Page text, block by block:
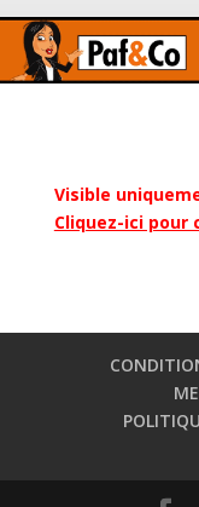
Visible
Cliquez-ici pour